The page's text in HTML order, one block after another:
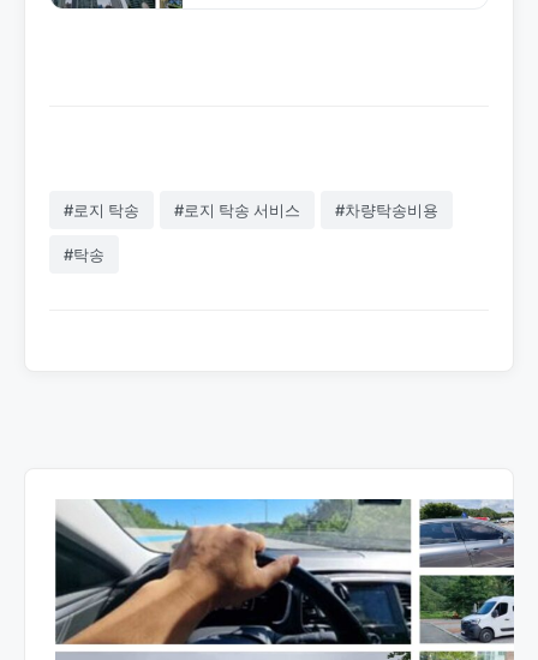
#로지 탁송 #로지 탁송 서비스 #차량탁송비용
#탁송